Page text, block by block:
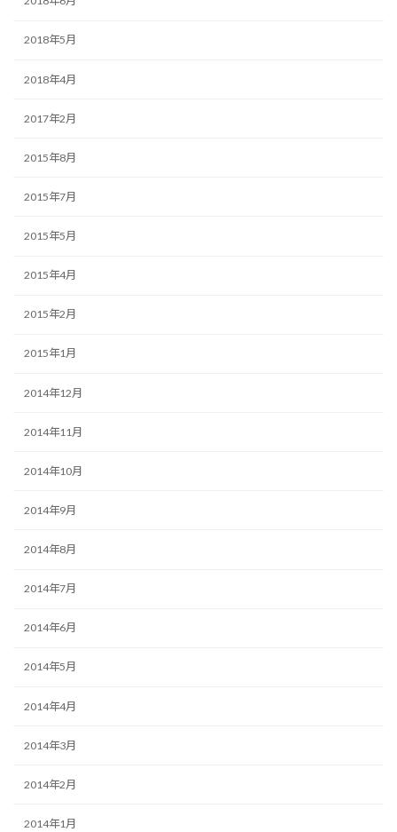
2018年5月
2018年4月
2017年2月
2015年8月
2015年7月
2015年5月
2015年4月
2015年2月
2015年1月
2014年12月
2014年11月
2014年10月
2014年9月
2014年8月
2014年7月
2014年6月
2014年5月
2014年4月
2014年3月
2014年2月
2014年1月